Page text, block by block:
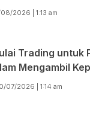
2026 | 1:13 am
Trading untuk
Mengambil
07/2026 | 1:14 am